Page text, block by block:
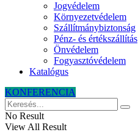
Jogvédelem
Környezetvédelem
Szállítmánybiztonság
Pénz- és értékszállítás
Önvédelem
Fogyasztóvédelem
Katalógus
KONFERENCIA
No Result
View All Result